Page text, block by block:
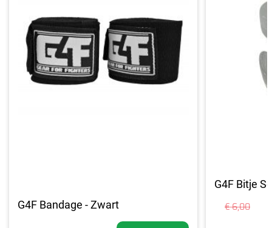
G4F Bandage - Zwart
G4F Bitje
€ 6,00